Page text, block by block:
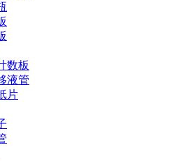
数板
液管
片